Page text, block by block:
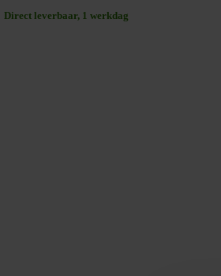
Direct leverbaar, 1 werkdag